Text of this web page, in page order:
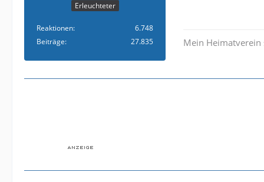
Erleuchteter
Reaktionen
6.748
Beiträge
27.835 Mein Heimatverein